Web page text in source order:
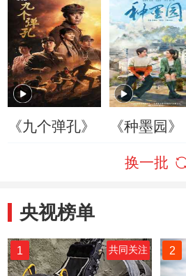
《九个弹孔》 《种墨园》
换一批
央视榜单
1 共同关注 2